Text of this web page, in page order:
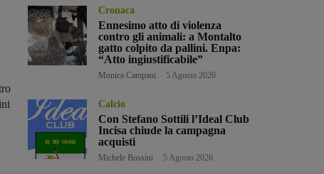
Cronaca
Ennesimo atto di violenza
contro gli animali: a Montalto
gatto colpito da pallini. Enpa:
“Atto ingiustificabile”
Monica Campani 5 Agosto 2026
Calcio
Con Stefano Sottili l’Ideal Club
Incisa chiude la campagna
acquisti
Michele Bossini 5 Agosto 2026